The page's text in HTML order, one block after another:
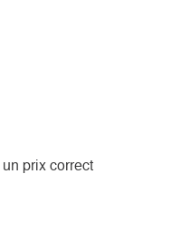
prix correct